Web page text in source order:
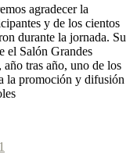
agradecer la
y de los cientos
durante la jornada. Su
el Salón Grandes
tras año, uno de los
la promoción y difusión